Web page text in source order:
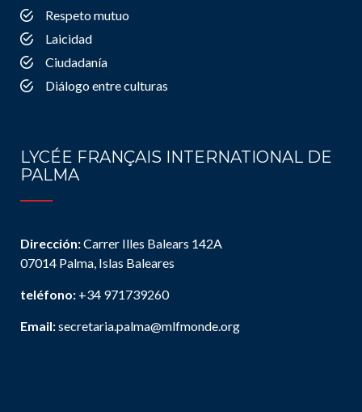
Respeto mutuo
Laicidad
Ciudadanía
Diálogo entre culturas
LYCÉE FRANÇAIS INTERNATIONAL DE
PALMA
Dirección:Carrer Illes Balears 142A
07014 Palma, Islas Baleares
teléfono: +34 971739260
Email:secretaria.palma@mlfmonde.org